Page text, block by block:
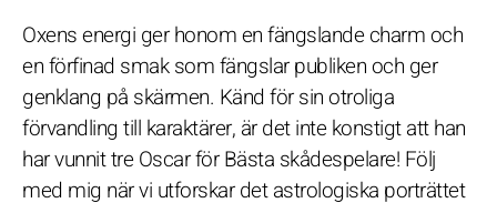
Oxens energi ger honom en fängslande charm och
en förfinad smak som fängslar publiken och ger
genklang på skärmen. Känd för sin otroliga
förvandling till karaktärer, är det inte konstigt att han
har vunnit tre Oscar för Bästa skådespelare! Följ
med mig när vi utforskar det astrologiska porträttet